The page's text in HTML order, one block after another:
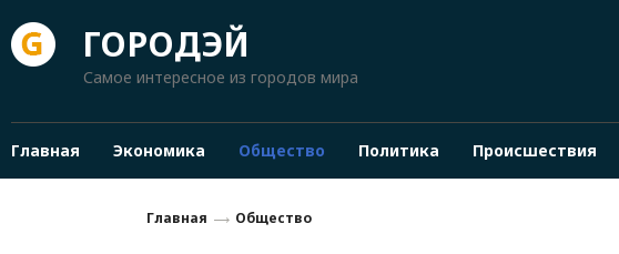
ГОРОДЭЙ
Самое интересное из городов мира
Главная Экономика Общество Политика Происшествия
Главная Общество